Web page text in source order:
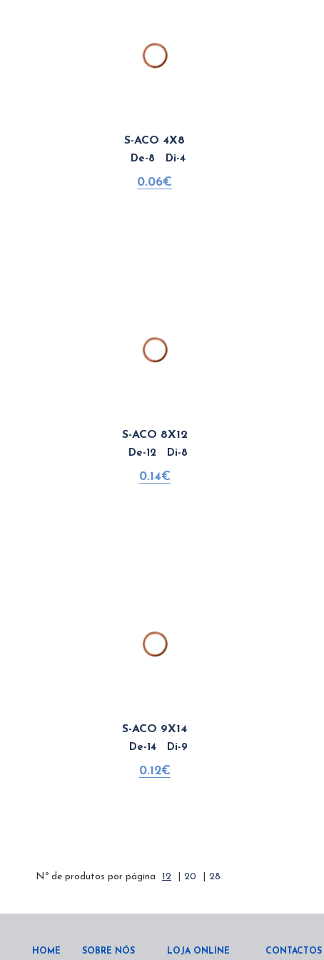
S-ACO 4X8
De-8 Di-4
0.06€
S-ACO 8X12
De-12 Di-8
0.14€
S-ACO 9X14
De-14 Di-9
0.12€
Nº de produtos por página 12 20 28
HOME SOBRE NÓS LOJA ONLINE CONTACTOS